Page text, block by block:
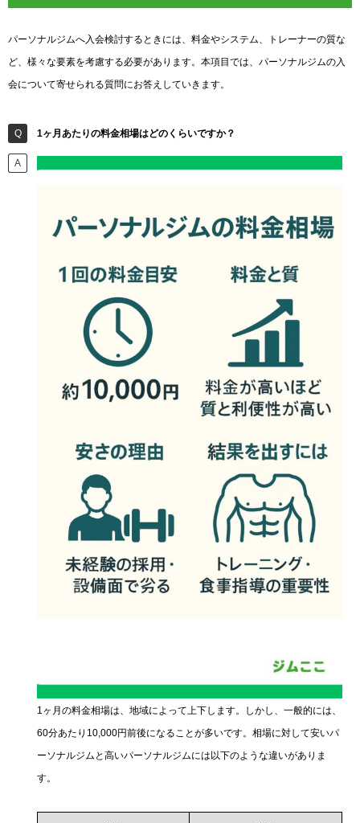
パーソナルジムへ入会検討するときには、料金やシステム、トレーナーの質な
ど、様々な要素を考慮する必要があります。本項目では、パーソナルジムの入
会について寄せられる質問にお答えしていきます。
1ヶ月あたりの料金相場はどのくらいですか？
1ヶ月の料金相場は、地域によって上下します。しかし、一般的には、
60分あたり10,000円前後になることが多いです。相場に対して安いパ
ーソナルジムと高いパーソナルジムには以下のような違いがありま
す。